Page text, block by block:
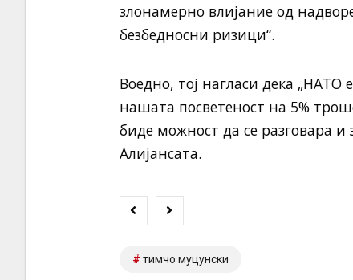
злонамерно влијание од
безбедносни ризици“.
Воедно, тој нагласи дека „НАТО
нашата посветеност на 5%
биде можност да се разговара
Алијансата.
тимчо муцунски